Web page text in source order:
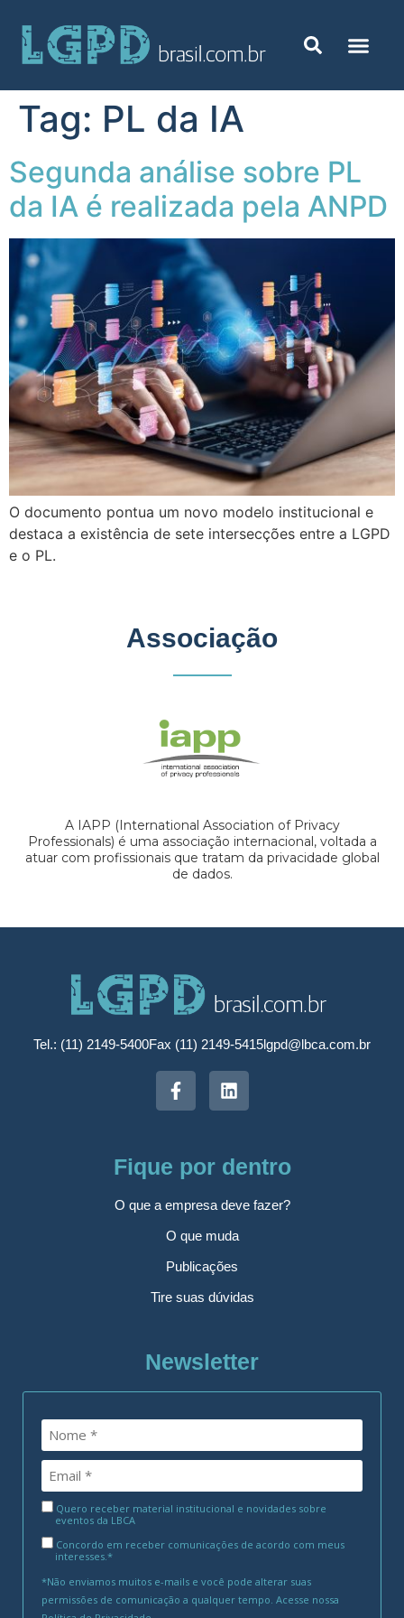
Tag: PL da IA
Segunda a​​​​nálise sobre PL
da IA é realizada pela ANPD
O documento pontua um novo modelo institucional e
destaca a existência de sete intersecções entre a LGPD
e o PL.
Associação
A IAPP (International Association of Privacy
Professionals) é uma associação internacional, voltada a
atuar com profissionais que tratam da privacidade global
de dados.
Tel.: (11) 2149-5400Fax (11) 2149-5415lgpd@lbca.com.br
Fique por dentro
O que a empresa deve fazer?
O que muda
Publicações
Tire suas dúvidas
Newsletter
Quero receber material institucional e novidades sobre
eventos da LBCA
Concordo em receber comunicações de acordo com meus
interesses.*
*Não enviamos muitos e-mails e você pode alterar suas
permissões de comunicação a qualquer tempo. Acesse nossa